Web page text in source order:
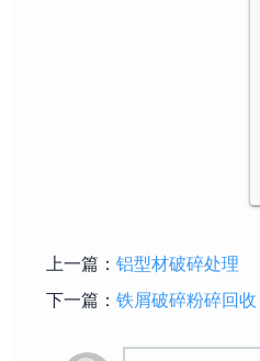
上一篇： 铝型材破碎处理
下一篇： 铁屑破碎粉碎回收